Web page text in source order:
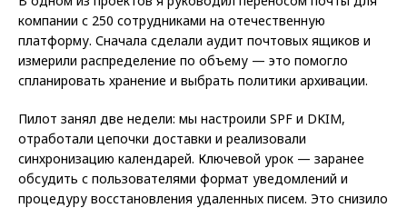
компании с 250 сотрудниками на отечественную
платформу. Сначала сделали аудит почтовых ящиков и
измерили распределение по объему — это помогло
спланировать хранение и выбрать политики архивации.
Пилот занял две недели: мы настроили SPF и DKIM,
отработали цепочки доставки и реализовали
синхронизацию календарей. Ключевой урок — заранее
обсудить с пользователями формат уведомлений и
процедуру восстановления удаленных писем. Это снизило